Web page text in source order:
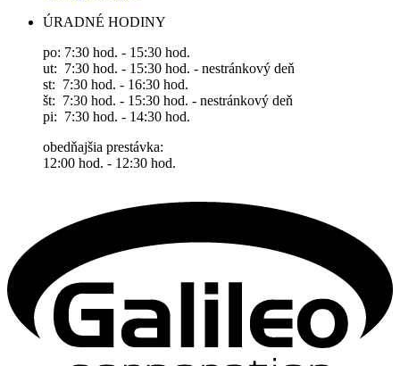
ÚRADNÉ HODINY
po: 7:30 hod. - 15:30 hod.
ut: 7:30 hod. - 15:30 hod. - nestránkový deň
st: 7:30 hod. - 16:30 hod.
št: 7:30 hod. - 15:30 hod. - nestránkový deň
pi: 7:30 hod. - 14:30 hod.
obedňajšia prestávka:
12:00 hod. - 12:30 hod.